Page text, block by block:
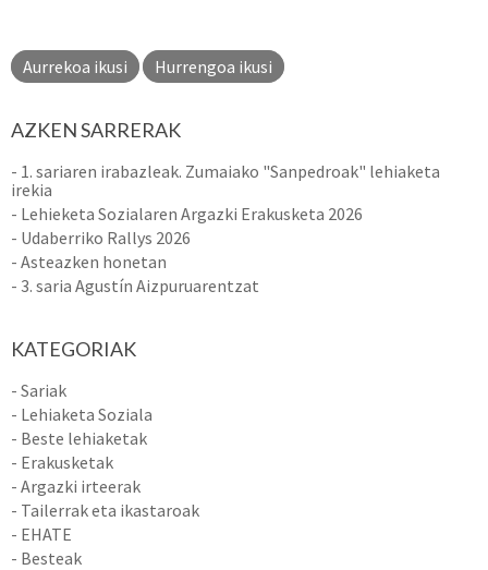
Aurrekoa ikusi Hurrengoa ikusi
AZKEN SARRERAK
- 1. sariaren irabazleak. Zumaiako "Sanpedroak" lehiaketa
irekia
- Lehieketa Sozialaren Argazki Erakusketa 2026
- Udaberriko Rallys 2026
- Asteazken honetan
- 3. saria Agustín Aizpuruarentzat
KATEGORIAK
- Sariak
- Lehiaketa Soziala
- Beste lehiaketak
- Erakusketak
- Argazki irteerak
- Tailerrak eta ikastaroak
- EHATE
- Besteak